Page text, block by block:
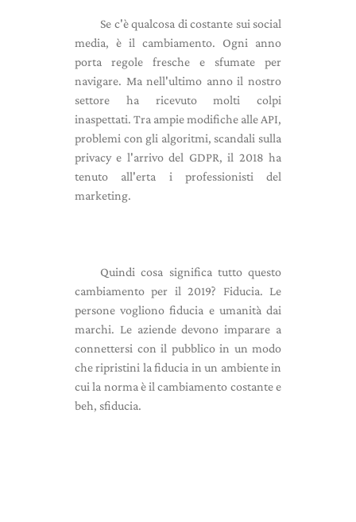
Se c'è qualcosa di costante sui social
media, è il cambiamento. Ogni anno
porta regole fresche e sfumate per
navigare. Ma nell'ultimo anno il nostro
settore ha ricevuto molti colpi
inaspettati. Tra ampie modifiche alle API,
problemi con gli algoritmi, scandali sulla
privacy e l'arrivo del GDPR, il 2018 ha
tenuto all'erta i professionisti del
marketing.
Quindi cosa significa tutto questo
cambiamento per il 2019? Fiducia. Le
persone vogliono fiducia e umanità dai
marchi. Le aziende devono imparare a
connettersi con il pubblico in un modo
che ripristini la fiducia in un ambiente in
cui la norma è il cambiamento costante e
beh, sfiducia.